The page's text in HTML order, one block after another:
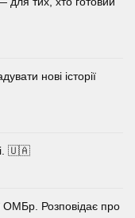
нові історії
🇺🇦
ОМБр. Розповідає про